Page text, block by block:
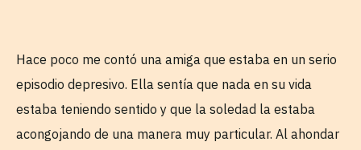
Hace poco me contó una amiga que estaba en un serio
episodio depresivo. Ella sentía que nada en su vida
estaba teniendo sentido y que la soledad la estaba
acongojando de una manera muy particular. Al ahondar